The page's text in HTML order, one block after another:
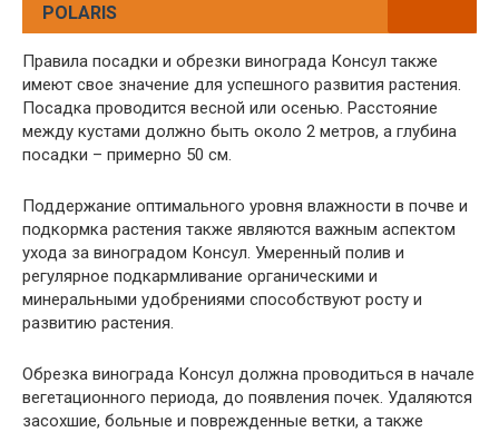
POLARIS
Правила посадки и обрезки винограда Консул также
имеют свое значение для успешного развития растения.
Посадка проводится весной или осенью. Расстояние
между кустами должно быть около 2 метров, а глубина
посадки – примерно 50 см.
Поддержание оптимального уровня влажности в почве и
подкормка растения также являются важным аспектом
ухода за виноградом Консул. Умеренный полив и
регулярное подкармливание органическими и
минеральными удобрениями способствуют росту и
развитию растения.
Обрезка винограда Консул должна проводиться в начале
вегетационного периода, до появления почек. Удаляются
засохшие, больные и поврежденные ветки, а также